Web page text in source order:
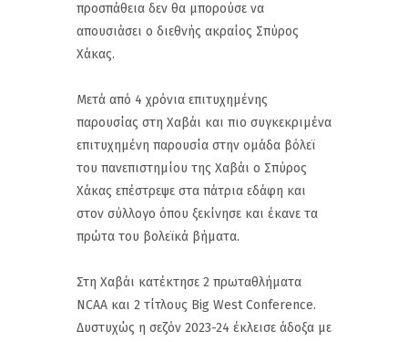
προσπάθεια δεν θα μπορούσε να
απουσιάσει ο διεθνής ακραίος Σπύρος
Χάκας.
Μετά από 4 χρόνια επιτυχημένης
παρουσίας στη Χαβάι και πιο συγκεκριμένα
επιτυχημένη παρουσία στην ομάδα βόλεϊ
του πανεπιστημίου της Χαβάι ο Σπύρος
Χάκας επέστρεψε στα πάτρια εδάφη και
στον σύλλογο όπου ξεκίνησε και έκανε τα
πρώτα του βολεϊκά βήματα.
Στη Χαβάι κατέκτησε 2 πρωταθλήματα
NCAA και 2 τίτλους Βig West Conference.
Δυστυχώς η σεζόν 2023-24 έκλεισε άδοξα με